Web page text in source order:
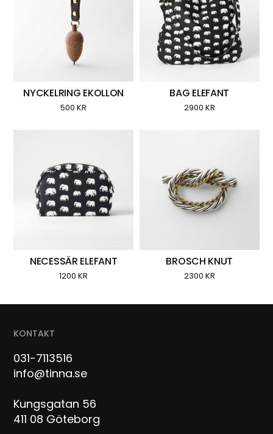
NYCKELRING EKOLLON
500KR
BAG ELEFANT
2900 KR
NECESSÄR ELEFANT
1200KR
BROSCH KNUT
2300 KR
KONTAKT
031-7113516
info@tinna.se
Kungsgatan 56
411 08 Göteborg